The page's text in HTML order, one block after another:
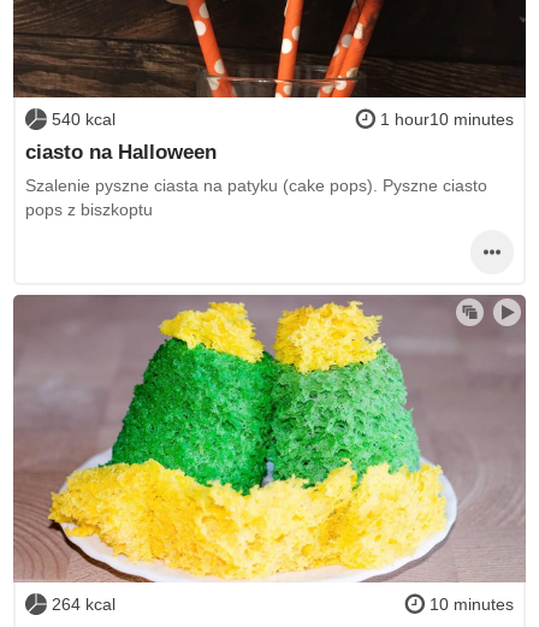
540 kcal 1 hour10 minutes
ciasto na Halloween
Szalenie pyszne ciasta na patyku (cake pops). Pyszne ciasto
pops z biszkoptu
264 kcal 10 minutes